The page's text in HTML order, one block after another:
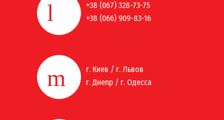
+38 (067) 328-73-75
+38 (066) 909-83-16
г. Киев / г. Львов
г. Днепр / г. Одесса